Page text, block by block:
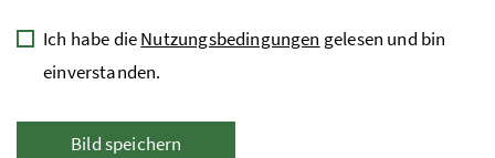
Ich habe dieNutzungsbedingungen gelesen und bin
einverstanden.
Bild speichern